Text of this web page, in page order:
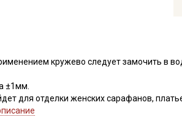
кружево следует замочить в
±1мм.
для отделки женских сарафанов,
использовать для украшения